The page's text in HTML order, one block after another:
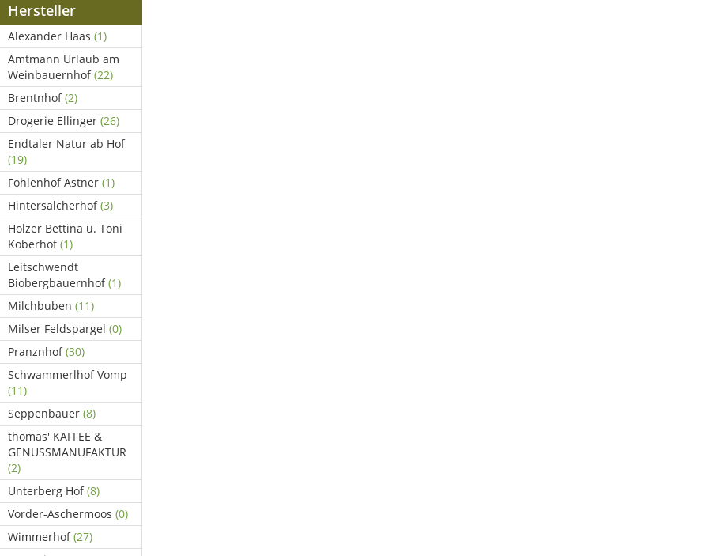
Hersteller
Alexander Haas (1)
Amtmann Urlaub am
Weinbauernhof(22)
Brentnhof(2)
Drogerie Ellinger (26)
Endtaler Natur ab Hof
(19)
Fohlenhof Astner (1)
Hintersalcherhof(3)
Holzer Bettina u. Toni
Koberhof(1)
Leitschwendt
Biobergbauernhof(1)
Milchbuben (11)
Milser Feldspargel (0)
Pranznhof(30)
Schwammerlhof Vomp
(11)
Seppenbauer (8)
thomas' KAFFEE &
GENUSSMANUFAKTUR
(2)
Unterberg Hof(8)
Vorder-Aschermoos (0)
Wimmerhof(27)